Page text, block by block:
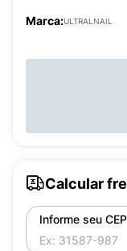
Marca:ULTRALNAIL
Calcular
Informe seu CEP